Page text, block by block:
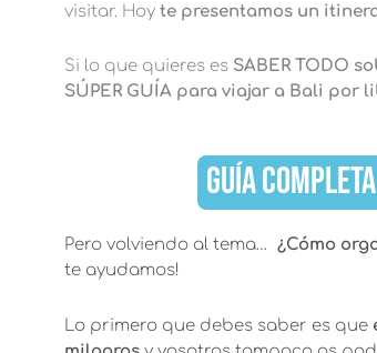
visitar. Hoyte presentamos un
Si lo que quieres esSABER TODO
SÚPER GUÍA para viajar a Bali por
GUÍA
Pero volviendo al tema… ¿Cómo
te ayudamos!
Lo primero que debes saber es que